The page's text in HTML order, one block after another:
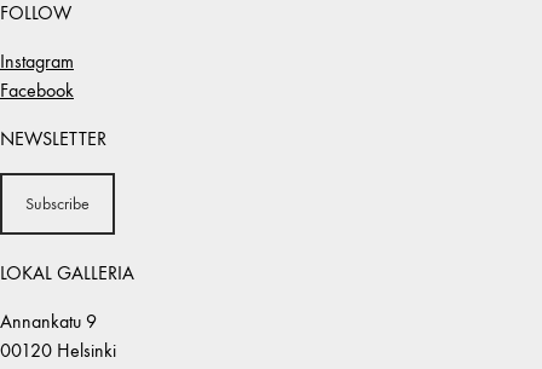
FOLLOW
Instagram
Facebook
NEWSLETTER
Subscribe
LOKAL GALLERIA
Annankatu 9
00120 Helsinki